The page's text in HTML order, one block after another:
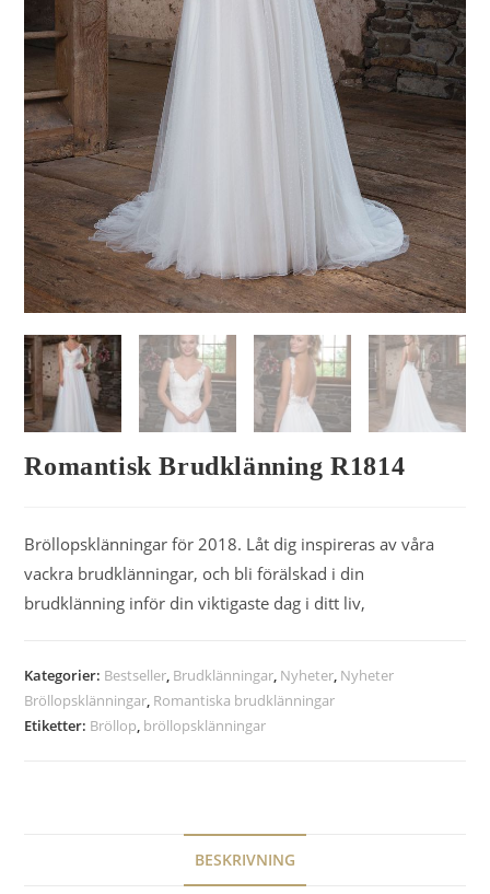
Romantisk Brudklänning R1814
Bröllopsklänningar för 2018. Låt dig inspireras av våra
vackra brudklänningar, och bli förälskad i din
brudklänning inför din viktigaste dag i ditt liv,
Kategorier: Bestseller, Brudklänningar, Nyheter, Nyheter
Bröllopsklänningar, Romantiska brudklänningar
Etiketter: Bröllop, bröllopsklänningar
BESKRIVNING